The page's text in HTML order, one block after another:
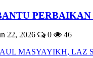
22, 2026 0 46